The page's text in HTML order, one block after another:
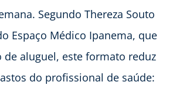
Segundo Thereza Souto
Espaço Médico Ipanema, que
de aluguel, este formato reduz
do profissional de saúde: